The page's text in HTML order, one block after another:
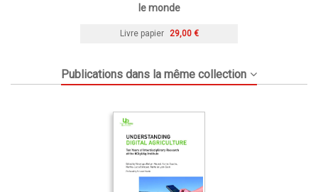
le monde
Livre papier 29,00 €
Publications dans la même collection